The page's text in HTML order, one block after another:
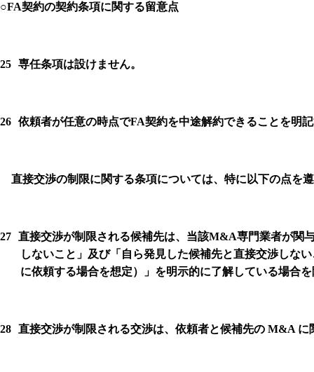
○FA契約の契約条項に関する留意点
25 専任条項は設けません。
26 依頼者が任意の時点でFA契約を中途解約できることを明
直接交渉の制限に関する条項については、特に以下の点を
27 直接交渉が制限される候補先は、当該M&A専門業者が関
しないこと」及び「自ら発見した候補先と直接交渉しな
に依頼する場合を想定）」を明示的に了解している場合
28 直接交渉が制限される交渉は、依頼者と候補先の M&A に